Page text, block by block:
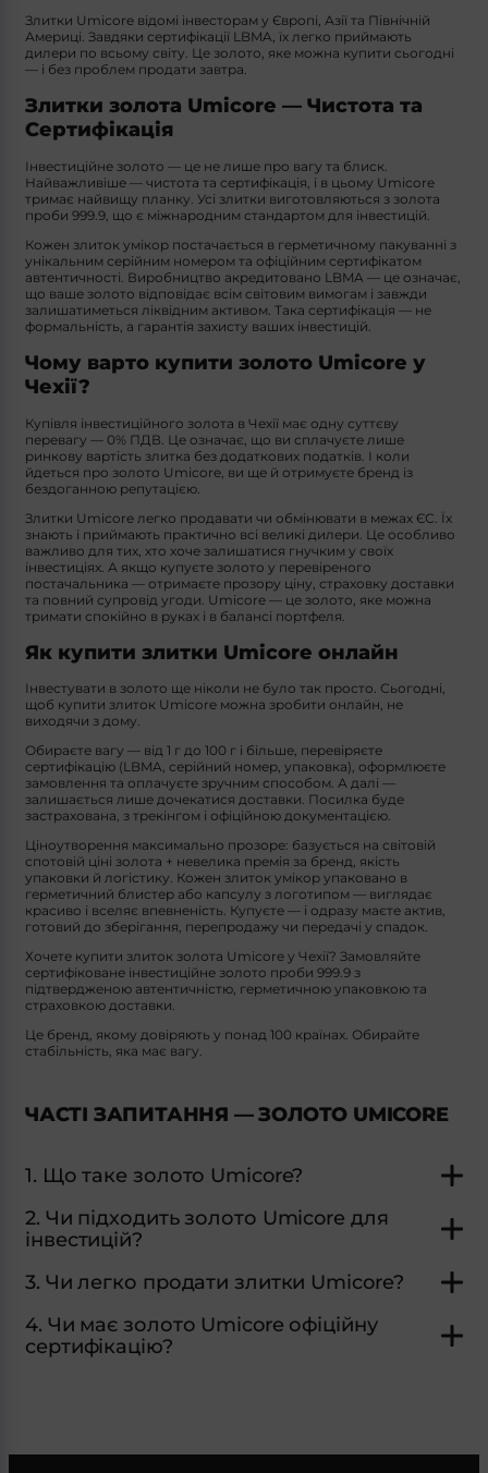
Злитки Umicore відомі інвесторам у Європі, Азії та Північній
Америці. Завдяки сертифікації LBMA, їх легко приймають
дилери по всьому світу. Це золото, яке можна купити сьогодні
— і без проблем продати завтра.
Злитки золота Umicore — Чистота та
Сертифікація
Інвестиційне золото — це не лише про вагу та блиск.
Найважливіше — чистота та сертифікація, і в цьому Umicore
тримає найвищу планку. Усі злитки виготовляються з золота
проби 999.9, що є міжнародним стандартом для інвестицій.
Кожен злиток умікор постачається в герметичному пакуванні з
унікальним серійним номером та офіційним сертифікатом
автентичності. Виробництво акредитовано LBMA — це означає,
що ваше золото відповідає всім світовим вимогам і завжди
залишатиметься ліквідним активом. Така сертифікація — не
формальність, а гарантія захисту ваших інвестицій.
Чому варто купити золото Umicore у
Чехії?
Купівля інвестиційного золота в Чехії має одну суттєву
перевагу — 0% ПДВ. Це означає, що ви сплачуєте лише
ринкову вартість злитка без додаткових податків. І коли
йдеться про золото Umicore , ви ще й отримуєте бренд із
бездоганною репутацією.
Злитки Umicore легко продавати чи обмінювати в межах ЄС. Їх
знають і приймають практично всі великі дилери. Це особливо
важливо для тих, хто хоче залишатися гнучким у своїх
інвестиціях. А якщо купуєте золото у перевіреного
постачальника — отримаєте прозору ціну, страховку доставки
та повний супровід угоди. Umicore — це золото, яке можна
тримати спокійно в руках і в балансі портфеля.
Як купити злитки Umicore онлайн
Інвестувати в золото ще ніколи не було так просто. Сьогодні,
щоб купити злиток Umicore можна зробити онлайн, не
виходячи з дому.
Обираєте вагу — від 1 г до 100 г і більше, перевіряєте
сертифікацію (LBMA, серійний номер, упаковка), оформлюєте
замовлення та оплачуєте зручним способом. А далі —
залишається лише дочекатися доставки. Посилка буде
застрахована, з трекінгом і офіційною документацією.
Ціноутворення максимально прозоре: базується на світовій
спотовій ціні золота + невелика премія за бренд, якість
упаковки й логістику. Кожен злиток умікор упаковано в
герметичний блистер або капсулу з логотипом — виглядає
красиво і вселяє впевненість. Купуєте — і одразу маєте актив,
готовий до зберігання, перепродажу чи передачі у спадок.
Хочете купити злиток золота Umicore у Чехії? Замовляйте
сертифіковане інвестиційне золото проби 999.9 з
підтвердженою автентичністю, герметичною упаковкою та
страховкою доставки.
Це бренд, якому довіряють у понад 100 країнах. Обирайте
стабільність, яка має вагу.
ЧАСТІ ЗАПИТАННЯ — ЗОЛОТО UMICORE
1. Що таке золото Umicore?
2. Чи підходить золото Umicore для
інвестицій?
3. Чи легко продати злитки Umicore?
4. Чи має золото Umicore офіційну
сертифікацію?